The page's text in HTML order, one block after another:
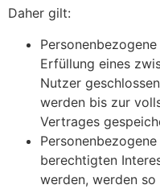
Daher gilt:
Erfüllung eines
Nutzer
werden bis zur
Vertrages
berechtigten
werden, werden